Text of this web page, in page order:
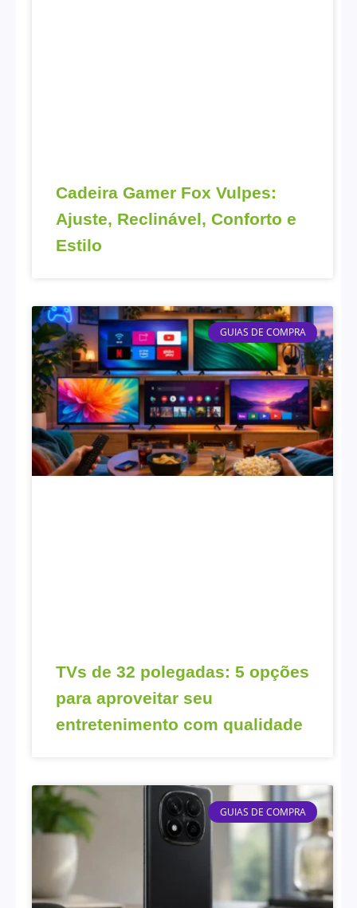
Cadeira Gamer Fox Vulpes:
Ajuste, Reclinável, Conforto e
Estilo
GUIAS DE COMPRA
TVs de 32 polegadas: 5 opções
para aproveitar seu
entretenimento com qualidade
GUIAS DE COMPRA